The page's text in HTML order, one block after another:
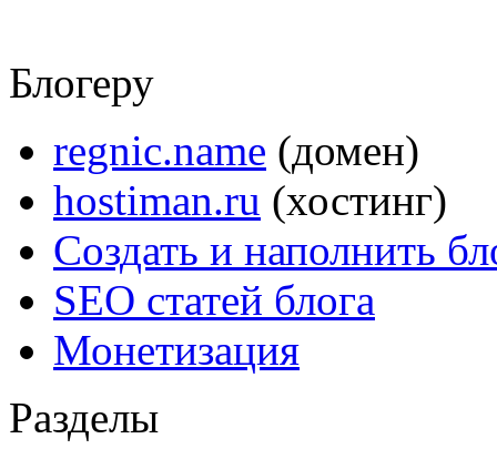
Блогеру
regnic.name (домен)
hostiman.ru (хостинг)
Создать и наполнить
SEO статей блога
Монетизация
Разделы